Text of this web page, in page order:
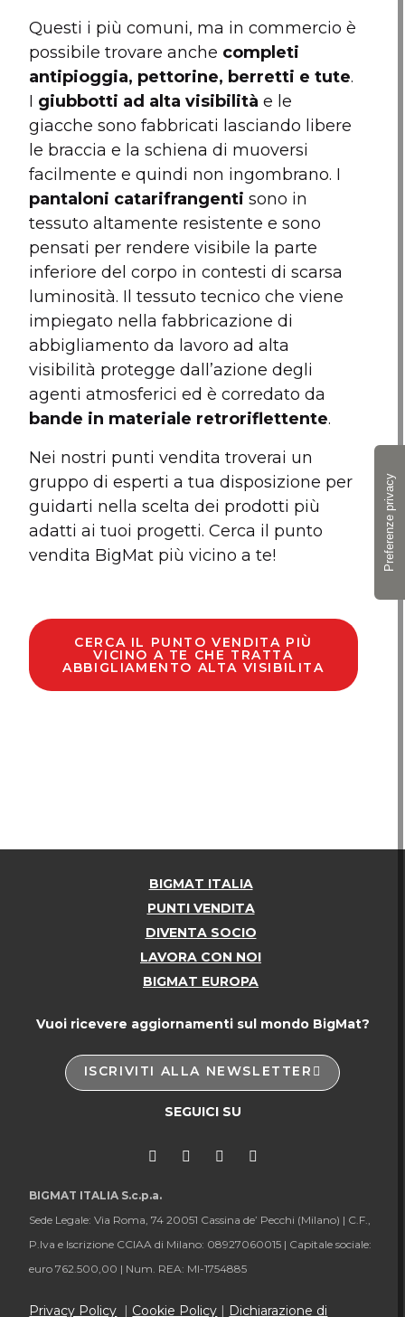
Questi i più comuni, ma in commercio è
possibile trovare anche completi
antipioggia, pettorine, berretti e tute.
I giubbotti ad alta visibilità e le
giacche sono fabbricati lasciando libere
le braccia e la schiena di muoversi
facilmente e quindi non ingombrano. I
pantaloni catarifrangenti sono in
tessuto altamente resistente e sono
pensati per rendere visibile la parte
inferiore del corpo in contesti di scarsa
luminosità. Il tessuto tecnico che viene
impiegato nella fabbricazione di
abbigliamento da lavoro ad alta
visibilità protegge dall’azione degli
agenti atmosferici ed è corredato da
bande in materiale retroriflettente.
Nei nostri punti vendita troverai un
gruppo di esperti a tua disposizione per
guidarti nella scelta dei prodotti più
adatti ai tuoi progetti. Cerca il punto
vendita BigMat più vicino a te!
CERCA IL PUNTO VENDITA PIÙ
VICINO A TE CHE TRATTA
ABBIGLIAMENTO ALTA VISIBILITA
BIGMAT ITALIA
PUNTI VENDITA
DIVENTA SOCIO
LAVORA CON NOI
BIGMAT EUROPA
Vuoi ricevere aggiornamenti sul mondo BigMat?
ISCRIVITI ALLA NEWSLETTER
SEGUICI SU
BIGMAT ITALIA S.c.p.a.
Sede Legale: Via Roma, 74 20051 Cassina de’ Pecchi (Milano) | C.F.,
P.Iva e Iscrizione CCIAA di Milano: 08927060015 | Capitale sociale:
euro 762.500,00 | Num. REA: MI-1754885
Privacy Policy Cookie Policy Dichiarazione di